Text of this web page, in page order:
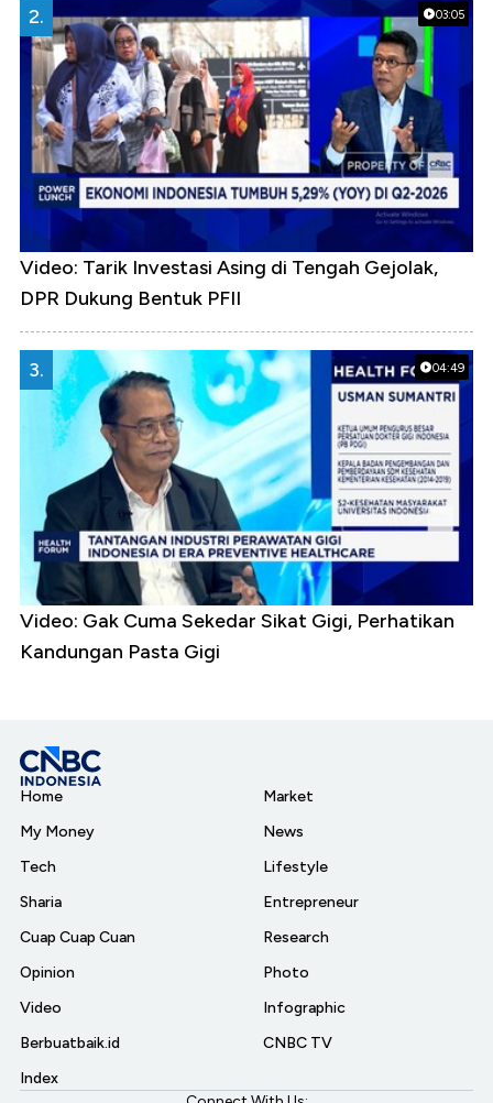
03:05
2.
Video: Tarik Investasi Asing di Tengah Gejolak,
DPR Dukung Bentuk PFII
04:49
3.
Video: Gak Cuma Sekedar Sikat Gigi, Perhatikan
Kandungan Pasta Gigi
Home
My Money
Tech
Sharia
Cuap Cuap Cuan
Opinion
Video
Berbuatbaik.id
Index
Market
News
Lifestyle
Entrepreneur
Research
Photo
Infographic
CNBC TV